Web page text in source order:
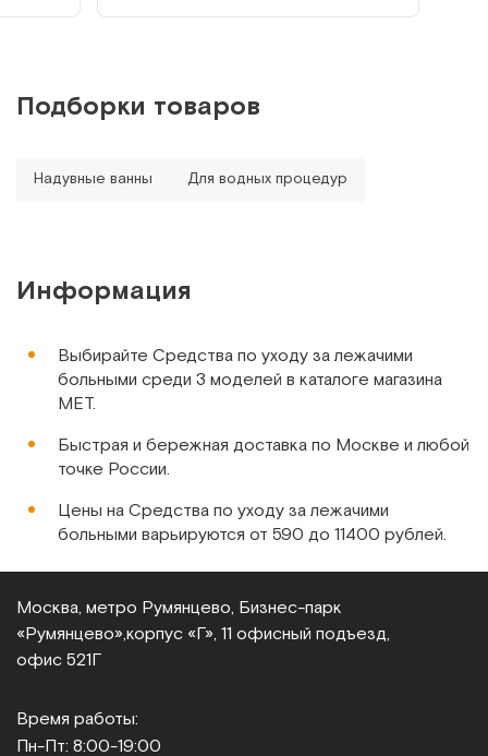
Влажные варежки для сухого мытья
Airlaid & PE foil, Дания
Рукавицы для сухого мытья с полиэтиленовым экраном,
50 шт в упаковке
Под заказАрт.10450
Сравнить
Подборки товаров
Надувные ванны Для водных процедур
Информация
Выбирайте Средства по уходу за лежачими
больными среди 3 моделей в каталоге магазина
МЕТ.
Быстрая и бережная доставка по Москве и любой
точке России.
Цены на Средства по уходу за лежачими
больными варьируются от 590 до 11400 рублей.
Москва, метро Румянцево, Бизнес‑парк
«Румянцево», корпус «Г», 11 офисный подъезд,
офис 521Г
Время работы:
Пн-Пт: 8:00-19:00